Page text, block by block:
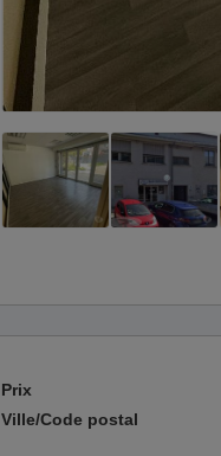
Prix
Ville/Code postal